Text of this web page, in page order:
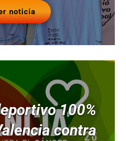
noticia
100%
contra